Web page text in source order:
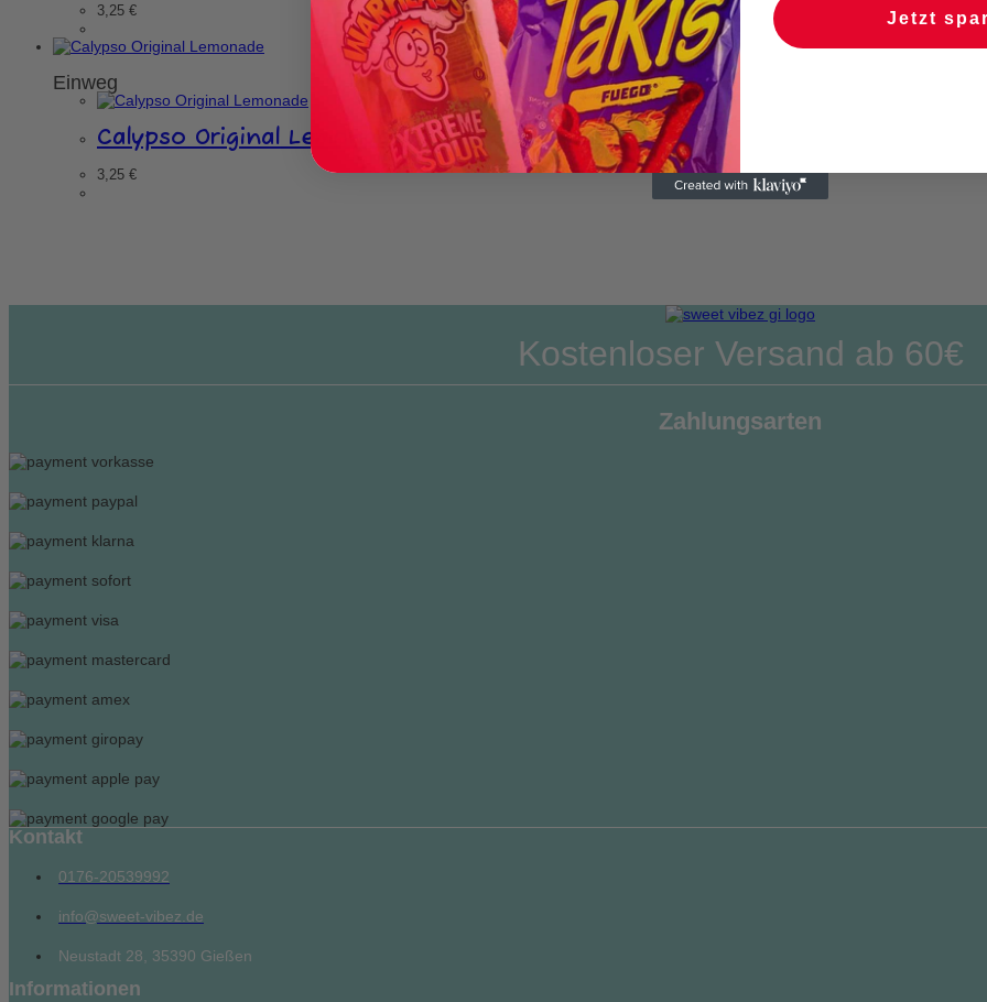
3,25 €
Einweg
Calypso Original Lemonade
3,25 €
Kostenloser Versand ab 60€
Zahlungsarten
Kontakt
0176-20539992
info@sweet-vibez.de
Neustadt 28, 35390 Gießen
Informationen
Jetzt